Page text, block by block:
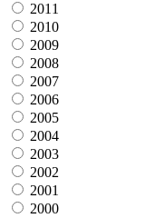
2011
2010
2009
2008
2007
2006
2005
2004
2003
2002
2001
2000